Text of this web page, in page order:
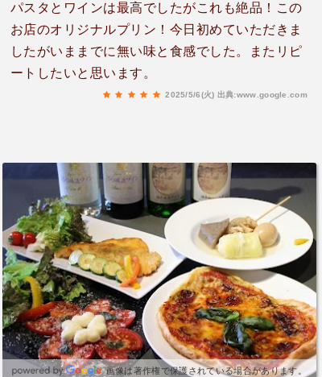
パスタとワインは最高でしたがこれも絶品！この
お店のオリジナルプリン！今日初めていただきま
したがいままでに無い味と食感でした。またリピ
ートしたいと思います。
2025/5/6(火) 出典:www.google.com
画像は著作権で保護されている場合があります。